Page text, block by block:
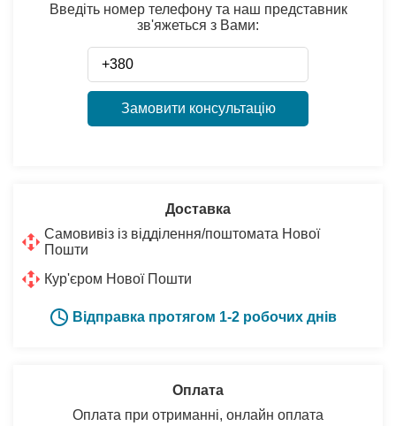
Введіть номер телефону та наш представник
зв'яжеться з Вами:
Замовити консультацію
Доставка
Самовивіз із відділення/поштомата Нової
Пошти
Кур'єром Нової Пошти
Відправка протягом 1-2 робочих днів
Оплата
Оплата при отриманні, онлайн оплата